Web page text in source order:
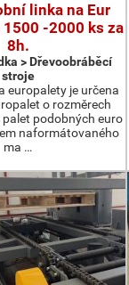
linka na Eur
-2000 ks za
8h.
> Dřevoobráběcí
stroje
europalety je určena
o rozměrech
podobných euro
naformátovaného
ma …